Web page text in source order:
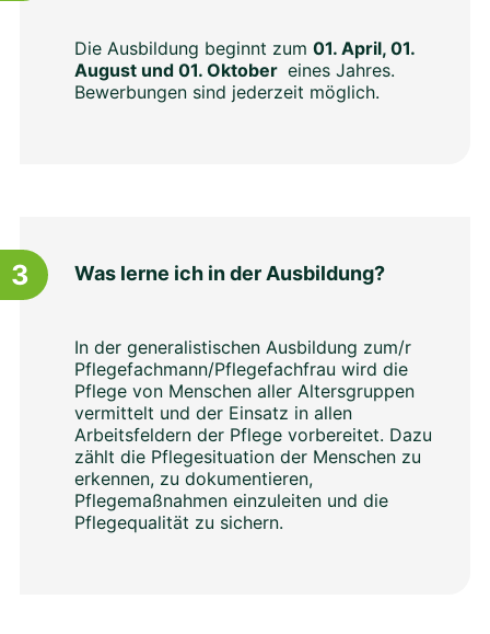
Die Ausbildung beginnt zum 01. April, 01.
August und 01. Oktober eines Jahres.
Bewerbungen sind jederzeit möglich.
3 Was lerne ich in der Ausbildung?
In der generalistischen Ausbildung zum/r
Pflegefachmann/Pflegefachfrau wird die
Pflege von Menschen aller Altersgruppen
vermittelt und der Einsatz in allen
Arbeitsfeldern der Pflege vorbereitet. Dazu
zählt die Pflegesituation der Menschen zu
erkennen, zu dokumentieren,
Pflegemaßnahmen einzuleiten und die
Pflegequalität zu sichern.